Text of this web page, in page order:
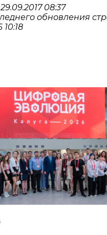
08:37
обновления
10:18